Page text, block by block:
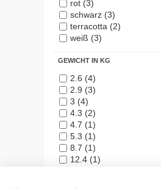
rot (3)
schwarz (3)
terracotta (2)
weiß (3)
GEWICHT IN KG
2.6 (4)
2.9 (3)
3 (4)
4.3 (2)
4.7 (1)
5.3 (1)
8.7 (1)
12.4 (1)